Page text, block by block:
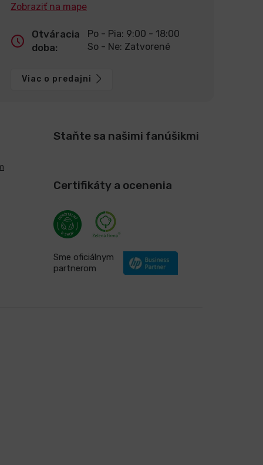
Zobraziť na mape
Otváracia
doba:
Po - Pia: 9:00 - 18:00
So - Ne: Zatvorené
Viac o predajni
Staňte sa našimi fanúšikmi
Certifikáty a ocenenia
Sme oficiálnym
partnerom